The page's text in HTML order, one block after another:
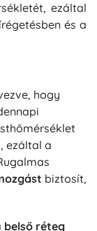
ezáltal
és a
hogy
, ezáltal a
biztosít,
belső réteg